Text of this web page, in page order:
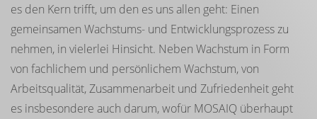
es den Kern trifft, um den es uns allen geht: Einen
gemeinsamen Wachstums- und Entwicklungsprozess zu
nehmen, in vielerlei Hinsicht. Neben Wachstum in Form
von fachlichem und persönlichem Wachstum, von
Arbeitsqualität, Zusammenarbeit und Zufriedenheit geht
es insbesondere auch darum, wofür MOSAIQ überhaupt